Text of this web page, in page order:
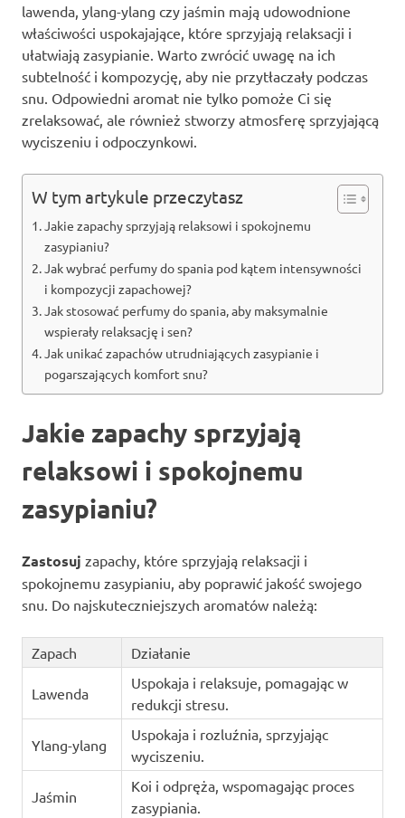
lawenda, ylang-ylang czy jaśmin mają udowodnione
właściwości uspokajające, które sprzyjają relaksacji i
ułatwiają zasypianie. Warto zwrócić uwagę na ich
subtelność i kompozycję, aby nie przytłaczały podczas
snu. Odpowiedni aromat nie tylko pomoże Ci się
zrelaksować, ale również stworzy atmosferę sprzyjającą
wyciszeniu i odpoczynkowi.
W tym artykule przeczytasz
Jakie zapachy sprzyjają relaksowi i spokojnemu
zasypianiu?
Jak wybrać perfumy do spania pod kątem intensywności
i kompozycji zapachowej?
Jak stosować perfumy do spania, aby maksymalnie
wspierały relaksację i sen?
Jak unikać zapachów utrudniających zasypianie i
pogarszających komfort snu?
Jakie zapachy sprzyjają
relaksowi i spokojnemu
zasypianiu?
Zastosuj zapachy, które sprzyjają relaksacji i
spokojnemu zasypianiu, aby poprawić jakość swojego
snu. Do najskuteczniejszych aromatów należą:
Zapach Działanie
Lawenda
Uspokaja i relaksuje, pomagając w
redukcji stresu.
Ylang-ylang
Uspokaja i rozluźnia, sprzyjając
wyciszeniu.
Jaśmin
Koi i odpręża, wspomagając proces
zasypiania.